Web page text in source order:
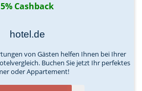
5% Cashback
hotel.de
von Gästen helfen Ihnen bei Ihrer
Buchen Sie jetzt Ihr perfektes
oder Appartement!